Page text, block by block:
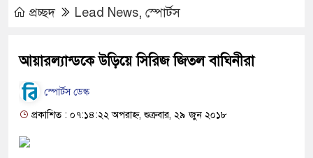
প্রচ্ছদ Lead News, স্পোর্টস
আয়ারল্যান্ডকে উড়িয়ে সিরিজ জিতল বাঘিনীরা
স্পোর্টস ডেস্ক
প্রকাশিত : ০৭:১৪:২২ অপরাহ্ন, শুক্রবার, ২৯ জুন ২০১৮